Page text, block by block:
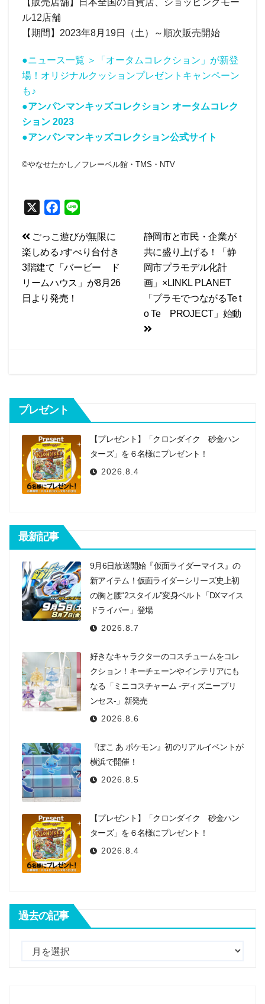
【販売店舗】日本全国の百貨店、ショッピングモー
ル12店舗
【期間】2023年8月19日（土）～順次販売開始
●ニュース一覧 ＞「オータムコレクション」が新登
場！オリジナルクッションプレゼントキャンペーン
も♪
●アンパンマンキッズコレクション オータムコレク
ション 2023
●アンパンマンキッズコレクション公式サイト
©やなせたかし／フレーベル館・TMS・NTV
c
e
b
o
o
n
e
投
稿
ナ
ビ
ン
静岡市と市民・企業が
共に盛り上げる！「静
岡市プラモデル化計
画」×LINKL PLANET
「プラモでつながるTe t
o Te PROJECT」始動
ごっこ遊びが無限に
楽しめる♪すべり台付き
3階建て「バービー ド
リームハウス」が8月26
日より発売！
プレゼント
【プレゼント】「クロンダイク 砂金ハン
ターズ」を６名様にプレゼント！
2026.8.4
最新記事
9月6日放送開始『仮面ライダーマイス』の
新アイテム！仮面ライダーシリーズ史上初
の胸と腰“2スタイル”変身ベルト「DXマイス
ドライバー」登場
2026.8.7
好きなキャラクターのコスチュームをコレ
クション！キーチェーンやインテリアにも
なる「ミニコスチャーム -ディズニープリ
ンセス-」新発売
2026.8.6
『ぽこ あ ポケモン』初のリアルイベントが
横浜で開催！
2026.8.5
【プレゼント】「クロンダイク 砂金ハン
ターズ」を６名様にプレゼント！
2026.8.4
過去の記事